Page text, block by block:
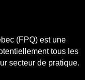
(FPQ) est une
tous les
secteur de pratique.